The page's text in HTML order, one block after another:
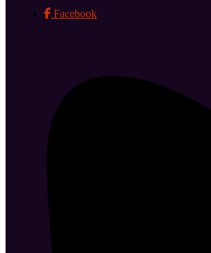
Facebook